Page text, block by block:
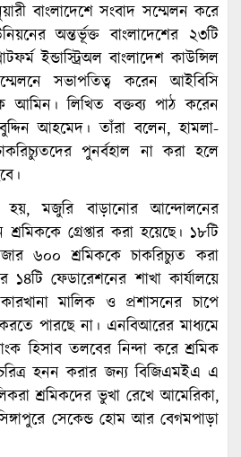
বাংলাদেশে সংবাদ সম্মেলন করে
অন্তর্ভূক্ত বাংলাদেশের ২৩টি
ইন্ডাস্ট্রিঅল বাংলাদেশ কাউন্সিল
সভাপতিত্ব করেন আইবিসি
আমিন। লিখিত বক্তব্য পাঠ করেন
আহমেদ। তাঁরা বলেন, হামলা-
পুনর্বহাল না করা হলে
হয়, মজুরি বাড়ানোর আন্দোলনের
গ্রেপ্তার করা হয়েছে। ১৮টি
৬০০ শ্রমিককে চাকরিচ্যুত করা
১৪টি ফেডারেশনের শাখা কার্যালয়ে
মালিক ও প্রশাসনের চাপে
পারছে না। এনবিআরের মাধ্যমে
হিসাব তলবের নিন্দা করে শ্রমিক
হনন করার জন্য বিজিএমইএ এ
শ্রমিকদের ভুখা রেখে আমেরিকা,
সেকেন্ড হোম আর বেগমপাড়া